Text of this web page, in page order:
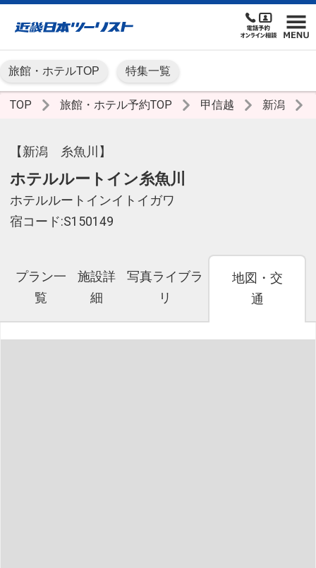
旅館・ホテルTOP 特集一覧
TOP 旅館・ホテル予約TOP 甲信越 新潟
【新潟 糸魚川】
ホテルルートイン糸魚川
ホテルルートインイトイガワ
宿コード:S150149
プラン一
覧
施設詳
細
写真ライブラ
リ
地図・交
通